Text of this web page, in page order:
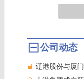
公司动态
辽港股份与厦